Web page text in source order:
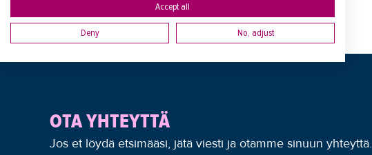
OTA YHTEYTTÄ
Jos et löydä etsimääsi, jätä viesti ja otamme sinuun yhteyttä.
Accept all
Deny No, adjust